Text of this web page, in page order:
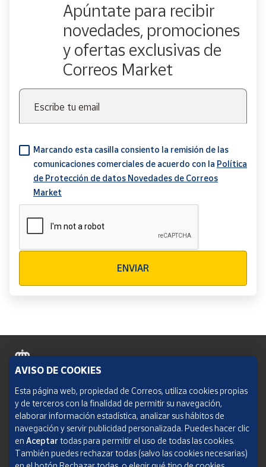
Apúntate para recibir
novedades, promociones
y ofertas exclusivas de
Correos Market
Escribe tu email
Marcando esta casilla consiento la remisión de las
comunicaciones comerciales de acuerdo con la Política
de Protección de datos Novedades de Correos
Market
ENVIAR
Política de cookies
Aviso legal
Condiciones del servicio
Política de Privacidad Web
AVISO DE COOKIES
Esta página web, propiedad de Correos, utiliza cookies propias
y de terceros con la finalidad de permitir su navegación,
elaborar información estadística, analizar sus hábitos de
navegación y servir publicidad personalizada. Puedes hacer clic
en Aceptar todas para permitir el uso de todas las cookies.
También puedes rechazar todas (salvo las cookies necesarias)